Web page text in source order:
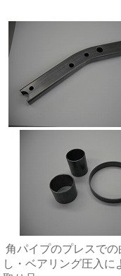
角パイプの
し・ベアリング圧